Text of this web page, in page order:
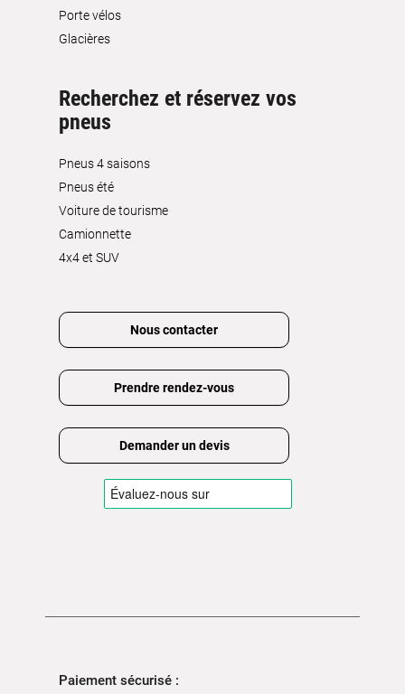
Porte vélos
Glacières
Recherchez et réservez vos
pneus
Pneus 4 saisons
Pneus été
Voiture de tourisme
Camionnette
4x4 et SUV
Nous contacter
Prendre rendez-vous
Demander un devis
Paiement sécurisé :